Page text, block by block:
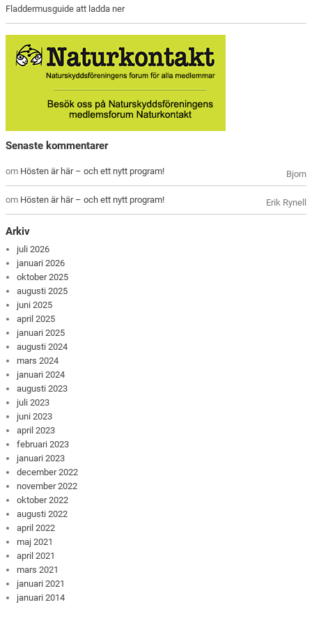
Fladdermusguide att ladda ner
Senaste kommentarer
Bjorn
om Hösten är här – och ett nytt program!
Erik Rynell
om Hösten är här – och ett nytt program!
Arkiv
juli 2026
januari 2026
oktober 2025
augusti 2025
juni 2025
april 2025
januari 2025
augusti 2024
mars 2024
januari 2024
augusti 2023
juli 2023
juni 2023
april 2023
februari 2023
januari 2023
december 2022
november 2022
oktober 2022
augusti 2022
april 2022
maj 2021
april 2021
mars 2021
januari 2021
januari 2014